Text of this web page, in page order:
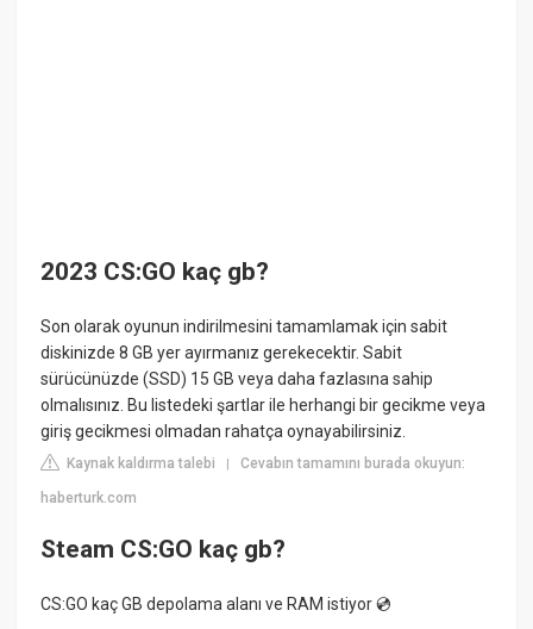
2023 CS:GO kaç gb?
Son olarak oyunun indirilmesini tamamlamak için sabit
diskinizde 8 GB yer ayırmanız gerekecektir. Sabit
sürücünüzde (SSD) 15 GB veya daha fazlasına sahip
olmalısınız. Bu listedeki şartlar ile herhangi bir gecikme veya
giriş gecikmesi olmadan rahatça oynayabilirsiniz.
Kaynak kaldırma talebi |Cevabın tamamını burada okuyun:
haberturk.com
Steam CS:GO kaç gb?
CS:GO kaç GB depolama alanı ve RAM istiyor 💿